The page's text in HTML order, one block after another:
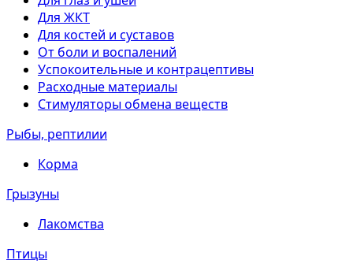
Для ЖКТ
Для костей и суставов
От боли и воспалений
Успокоительные и контрацептивы
Расходные материалы
Стимуляторы обмена веществ
Рыбы, рептилии
Корма
Грызуны
Лакомства
Птицы